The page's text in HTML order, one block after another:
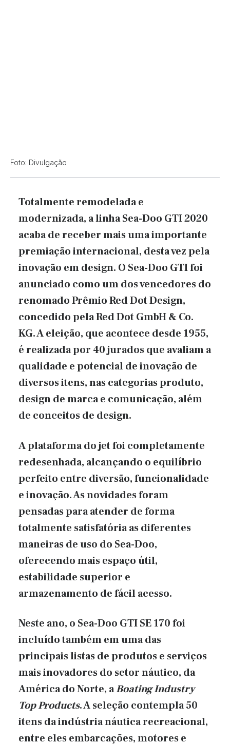
Foto: Divulgação
Totalmente remodelada e
modernizada, a linha Sea-Doo GTI 2020
acaba de receber mais uma importante
premiação internacional, desta vez pela
inovação em design. O Sea-Doo GTI foi
anunciado como um dos vencedores do
renomado Prêmio Red Dot Design,
concedido pela Red Dot GmbH & Co.
KG. A eleição, que acontece desde 1955,
é realizada por 40 jurados que avaliam a
qualidade e potencial de inovação de
diversos itens, nas categorias produto,
design de marca e comunicação, além
de conceitos de design.
A plataforma do jet foi completamente
redesenhada, alcançando o equilíbrio
perfeito entre diversão, funcionalidade
e inovação. As novidades foram
pensadas para atender de forma
totalmente satisfatória as diferentes
maneiras de uso do Sea-Doo,
oferecendo mais espaço útil,
estabilidade superior e
armazenamento de fácil acesso.
Neste ano, o Sea-Doo GTI SE 170 foi
incluído também em uma das
principais listas de produtos e serviços
mais inovadores do setor náutico, da
América do Norte, aBoating Industry
Top Products. A seleção contempla 50
itens da indústria náutica recreacional,
entre eles embarcações, motores e